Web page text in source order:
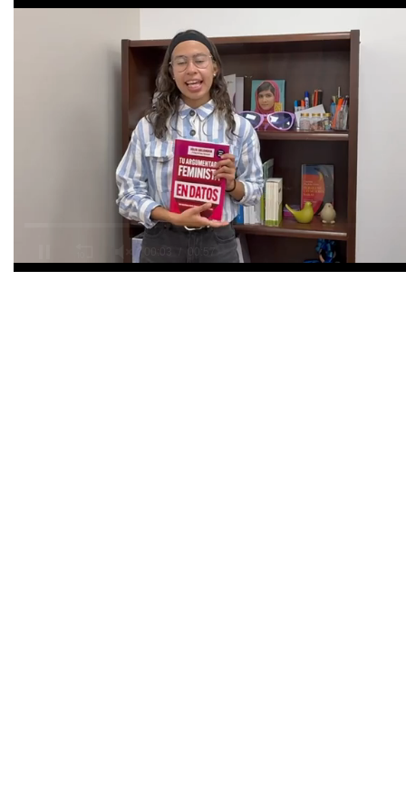
Tribunal Electoral del